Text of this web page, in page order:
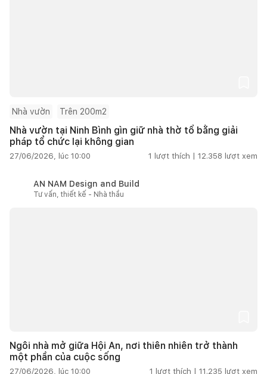
Nhà vườn Trên 200m2
Nhà vườn tại Ninh Bình gìn giữ nhà thờ tổ bằng giải
pháp tổ chức lại không gian
27/06/2026, lúc 10:00 1 lượt thích | 12.358 lượt xem
AN NAM Design and Build
Tư vấn, thiết kế - Nhà thầu
Ngôi nhà mở giữa Hội An, nơi thiên nhiên trở thành
một phần của cuộc sống
27/06/2026, lúc 10:00 1 lượt thích | 11.235 lượt xem